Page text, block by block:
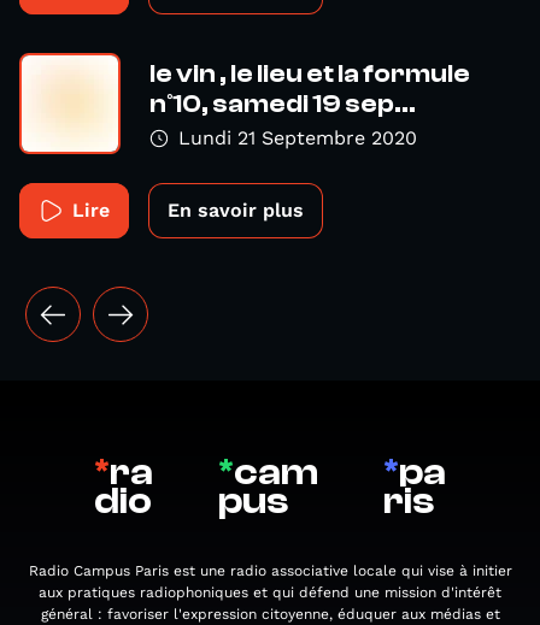
le vin , le lieu et la formule
n°10, samedi 19 sep...
Lundi 21 Septembre 2020
Lire En savoir plus
*ra
dio
*cam
pus
*pa
ris
Radio Campus Paris est une radio associative locale qui vise à initier
aux pratiques radiophoniques et qui défend une mission d'intérêt
général : favoriser l'expression citoyenne, éduquer aux médias et